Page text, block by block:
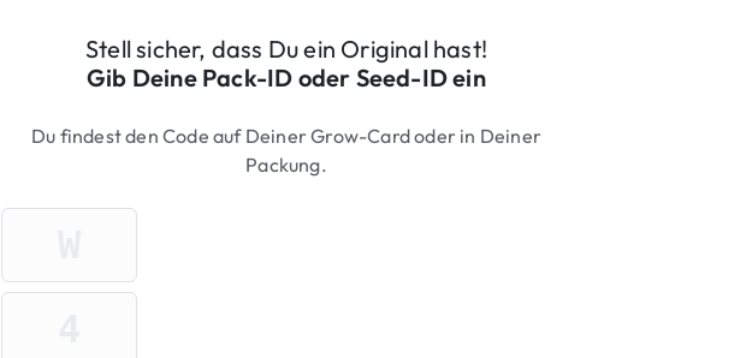
Stell sicher, dass Du ein Original hast!
Gib Deine Pack-ID oder Seed-ID ein
Du findest den Code auf Deiner Grow-Card oder in Deiner
Packung.
Pack-ID eingeben (Marken-Präfix + 6 Ziffern)